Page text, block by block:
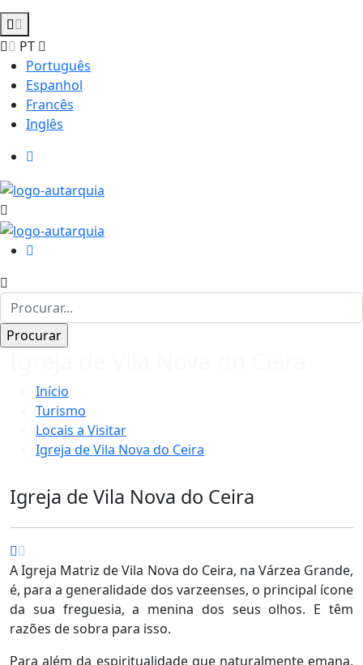
PT
Português
Espanhol
Francês
Inglês
Início
Turismo
Locais a Visitar
Igreja de Vila Nova do Ceira
Igreja de Vila Nova do Ceira
A Igreja Matriz de Vila Nova do Ceira, na Várzea Grande,
é, para a generalidade dos varzeenses, o principal ícone
da sua freguesia, a menina dos seus olhos. E têm
razões de sobra para isso.
Para além da espiritualidade que naturalmente emana,